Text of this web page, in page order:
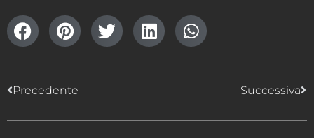
Precedente Successiva